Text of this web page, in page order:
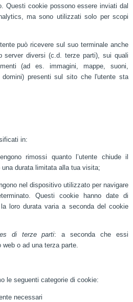
Questi cookie possono essere inviati dal
ma sono utilizzati solo per scopi
può ricevere sul suo terminale anche
diversi (c.d. terze parti), sui quali
(ad es. immagini, mappe, suoni,
presenti sul sito che l'utente sta
in:
rimossi quanto l’utente chiude il
durata limitata alla tua visita;
nel dispositivo utilizzato per navigare
Questi cookie hanno date di
loro durata varia a seconda del cookie
di terze parti: a seconda che essi
o ad una terza parte.
le seguenti categorie di cookie:
necessari